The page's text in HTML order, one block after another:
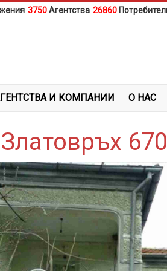
3750Агентства 26860
И КОМПАНИИ О НАС